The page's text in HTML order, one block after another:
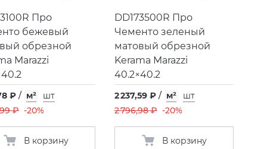
Про
бежевый
обрезной
Marazzi
₽ / м²
шт
₽ -20%
В корзину
DD173500R Про
Чементо зеленый
матовый обрезной
Kerama Marazzi
40.2×40.2
2 237,59 ₽ / м²
шт
2 796,98 ₽ -20%
В корзину